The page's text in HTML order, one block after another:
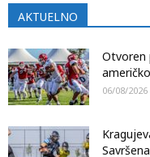
AKTUELNO
Otvoren
06/08/2026